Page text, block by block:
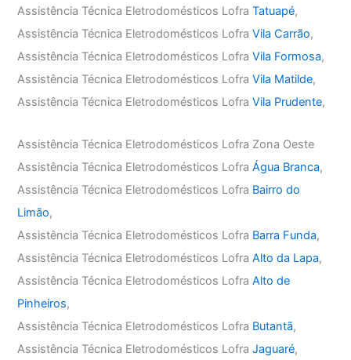
Assistência Técnica Eletrodomésticos LofraTatuapé,
Assistência Técnica Eletrodomésticos LofraVila Carrão,
Assistência Técnica Eletrodomésticos LofraVila Formosa,
Assistência Técnica Eletrodomésticos LofraVila Matilde,
Assistência Técnica Eletrodomésticos LofraVila Prudente,
Assistência Técnica Eletrodomésticos Lofra Zona Oeste
Assistência Técnica Eletrodomésticos LofraÁgua Branca,
Assistência Técnica Eletrodomésticos Lofra Bairro do
Limão,
Assistência Técnica Eletrodomésticos Lofra Barra Funda,
Assistência Técnica Eletrodomésticos LofraAlto da Lapa,
Assistência Técnica Eletrodomésticos LofraAlto de
Pinheiros,
Assistência Técnica Eletrodomésticos Lofra Butantã,
Assistência Técnica Eletrodomésticos LofraJaguaré,